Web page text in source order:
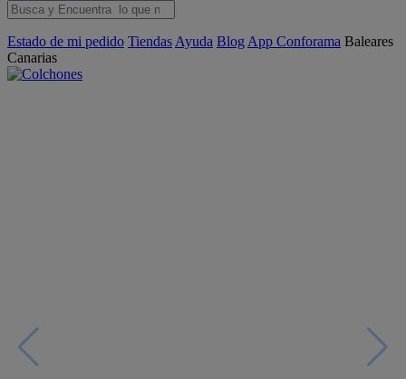
Estado de mi pedido Tiendas Ayuda Blog App Conforama Baleares
Canarias